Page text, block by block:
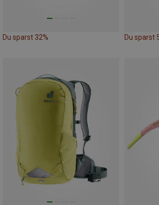
Du sparst 32% Du sparst